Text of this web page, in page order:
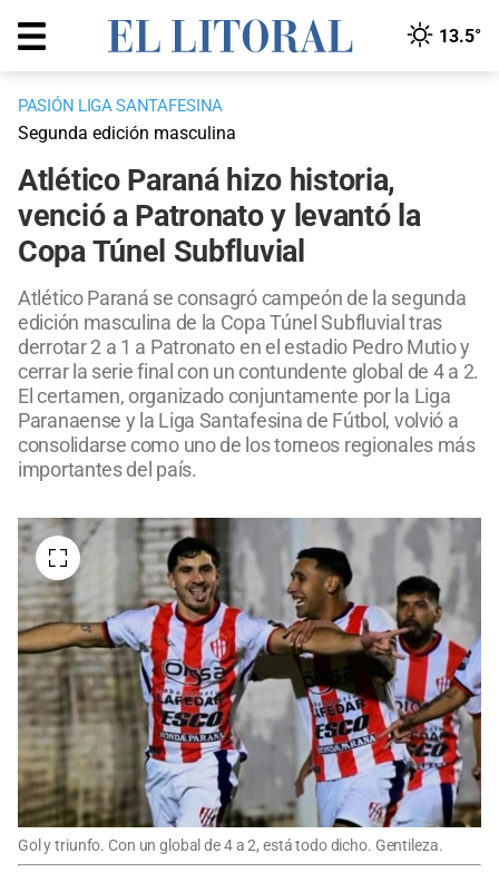
13.5°
PASIÓN LIGA SANTAFESINA
Segunda edición masculina
Atlético Paraná hizo historia,
venció a Patronato y levantó la
Copa Túnel Subfluvial
Atlético Paraná se consagró campeón de la segunda
edición masculina de la Copa Túnel Subfluvial tras
derrotar 2 a 1 a Patronato en el estadio Pedro Mutio y
cerrar la serie final con un contundente global de 4 a 2.
El certamen, organizado conjuntamente por la Liga
Paranaense y la Liga Santafesina de Fútbol, volvió a
consolidarse como uno de los torneos regionales más
importantes del país.
Gol y triunfo. Con un global de 4 a 2, está todo dicho. Gentileza.